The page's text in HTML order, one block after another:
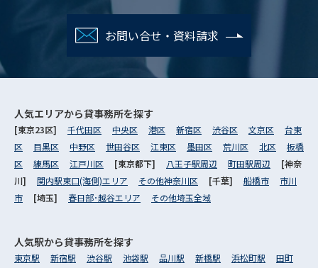
お問い合せ・資料請求
人気エリアから貸事務所を探す
[東京23区] 千代田区 中央区 港区 新宿区 渋谷区 文京区
台東
区
目黒区 中野区 世田谷区 江東区 墨田区 荒川区 北区
板橋
区
練馬区 江戸川区 [東京都下] 八王子駅周辺 町田駅周辺
[神奈
川] 関内駅東口(海側)エリア その他神奈川区 [千葉] 船橋市
市川
市
[埼玉] 春日部･越谷エリア その他埼玉全域
人気駅から貸事務所を探す
東京駅 新宿駅 渋谷駅 池袋駅 品川駅 新橋駅 浜松町駅
田町